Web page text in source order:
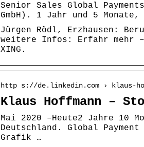
Senior Sales Global
GmbH). 1 Jahr und 5
Jürgen Rödl, Erzhausen:
weitere Infos: Erfahr mehr
XING.
http s://de.linkedin.com › klaus-
Klaus Hoffmann –
Mai 2020 –Heute2 Jahre 10
Deutschland. Global
Grafik …